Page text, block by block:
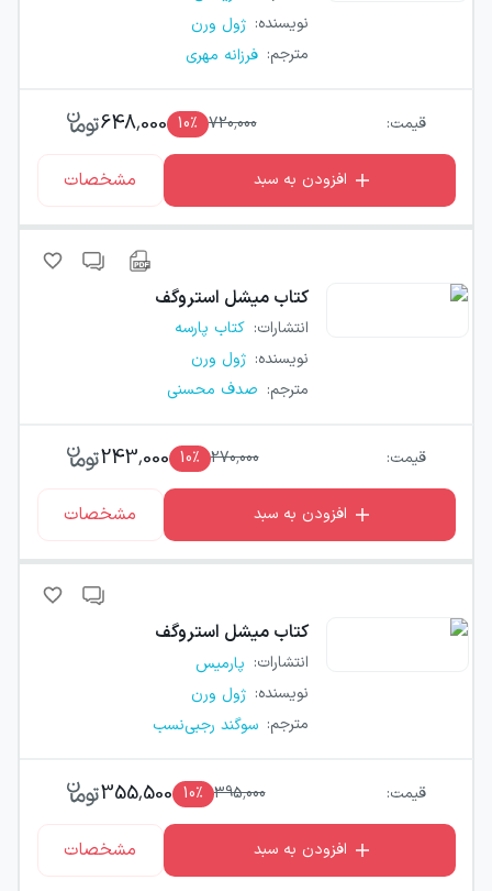
نویسنده: ژول ورن
مترجم: فرزانه مهری
قیمت: 720,000
10٪ 648,000
افزودن به سبد مشخصات
کتاب میشل استروگف
انتشارات: کتاب پارسه
نویسنده: ژول ورن
مترجم: صدف محسنی
قیمت: 270,000
10٪ 243,000
افزودن به سبد مشخصات
کتاب میشل استروگف
انتشارات: پارمیس
نویسنده: ژول ورن
مترجم: سوگند رجبی‌نسب
قیمت: 395,000
10٪ 355,500
افزودن به سبد مشخصات